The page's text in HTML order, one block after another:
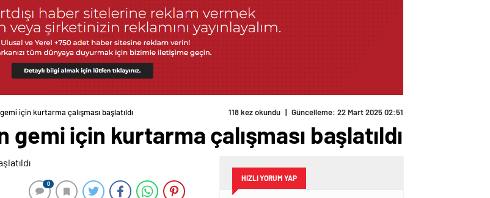
için kurtarma çalışması başlatıldı 118 kez okundu | Güncelleme: 22 Mart 2025 02:51
gemi için kurtarma çalışması başlatıldı
0
HIZLI YORUM YAP